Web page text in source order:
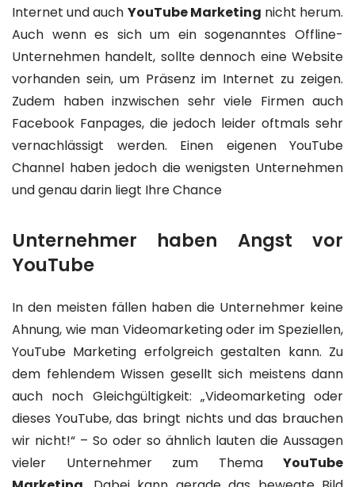
Internet und auch YouTube Marketing nicht herum.
Auch wenn es sich um ein sogenanntes Offline-
Unternehmen handelt, sollte dennoch eine Website
vorhanden sein, um Präsenz im Internet zu zeigen.
Zudem haben inzwischen sehr viele Firmen auch
Facebook Fanpages, die jedoch leider oftmals sehr
vernachlässigt werden. Einen eigenen YouTube
Channel haben jedoch die wenigsten Unternehmen
und genau darin liegt Ihre Chance
Unternehmer haben Angst vor
YouTube
In den meisten fällen haben die Unternehmer keine
Ahnung, wie man Videomarketing oder im Speziellen,
YouTube Marketing erfolgreich gestalten kann. Zu
dem fehlendem Wissen gesellt sich meistens dann
auch noch Gleichgültigkeit: „Videomarketing oder
dieses YouTube, das bringt nichts und das brauchen
wir nicht!“ – So oder so ähnlich lauten die Aussagen
vieler Unternehmer zum Thema YouTube